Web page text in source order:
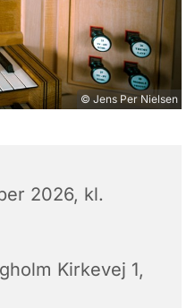
© Jens Per Nielsen
2026, kl.
Kirkevej 1,